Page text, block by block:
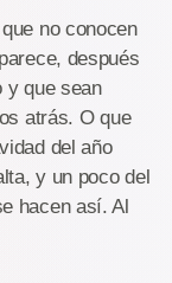
no conocen
después
y que sean
atrás. O que
del año
y un poco del
hacen así. Al